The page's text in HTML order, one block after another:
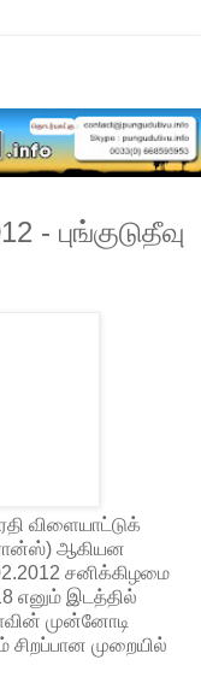
- புங்குடுதீவு
விளையாட்டுக்
ஆகியன
சனிக்கிழமை
எனும் இடத்தில்
முன்னோடி
சிறப்பான முறையில்